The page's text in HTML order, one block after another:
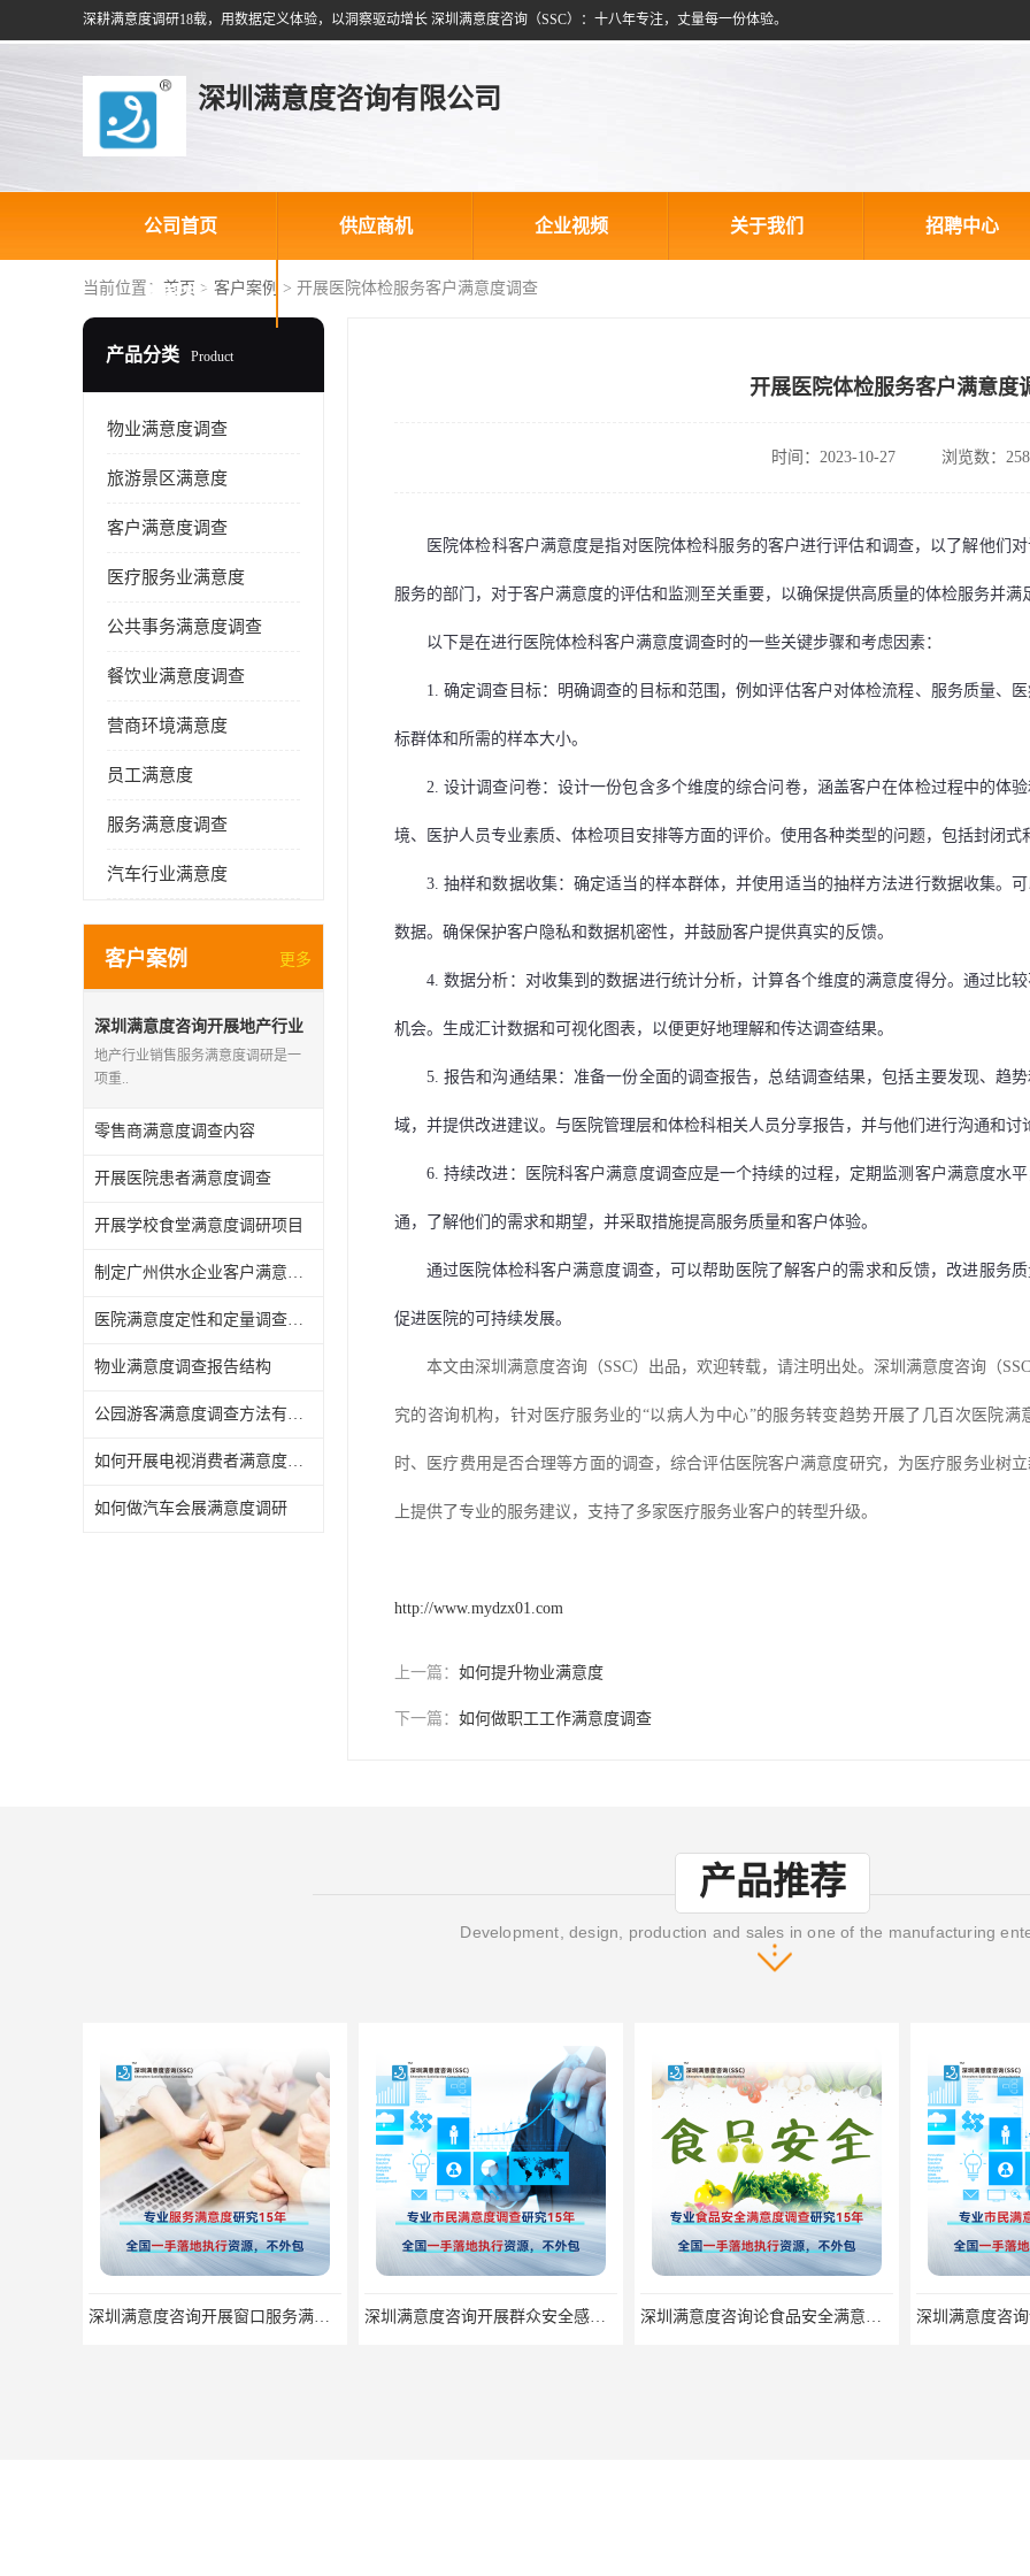
深耕满意度调研18载，用数据定义体验，以洞察驱动增长 深圳满意度咨询（SSC）：十八年专注，丈量每一份体验。
深圳满意度咨询有限公司
公司首页 供应商机 企业视频 关于我们 招聘中心
联系方式
当前位置： 首页 > 客户案例 > 开展医院体检服务客户满意度调查
产品分类 Product
物业满意度调查
旅游景区满意度
客户满意度调查
医疗服务业满意度
公共事务满意度调查
餐饮业满意度调查
营商环境满意度
员工满意度
服务满意度调查
汽车行业满意度
客户案例 更多
深圳满意度咨询开展地产行业
销售服务满意度调研
地产行业销售服务满意度调研是一
项重..
零售商满意度调查内容
开展医院患者满意度调查
开展学校食堂满意度调研项目
制定广州供水企业客户满意度调查方案
医院满意度定性和定量调查方法有哪些
物业满意度调查报告结构
公园游客满意度调查方法有哪些
如何开展电视消费者满意度调查
如何做汽车会展满意度调研
开展医院体检服务客户满意度
时间：2023-10-27 浏览数：
医院体检科客户满意度是指对医院体检科服务的客户进行评估和调查，以了解他们
服务的部门，对于客户满意度的评估和监测至关重要，以确保提供高质量的体检服务并满
以下是在进行医院体检科客户满意度调查时的一些关键步骤和考虑因素：
1.确定调查目标：明确调查的目标和范围，例如评估客户对体检流程、服务质量、
标群体和所需的样本大小。
2.设计调查问卷：设计一份包含多个维度的综合问卷，涵盖客户在体检过程中的体
境、医护人员专业素质、体检项目安排等方面的评价。使用各种类型的问题，包括封闭式
3.抽样和数据收集：确定适当的样本群体，并使用适当的抽样方法进行数据收集。
数据。确保保护客户隐私和数据机密性，并鼓励客户提供真实的反馈。
4.数据分析：对收集到的数据进行统计分析，计算各个维度的满意度得分。通过比
机会。生成汇计数据和可视化图表，以便更好地理解和传达调查结果。
5.报告和沟通结果：准备一份全面的调查报告，总结调查结果，包括主要发现、趋
域，并提供改进建议。与医院管理层和体检科相关人员分享报告，并与他们进行沟通和讨
6.持续改进：医院科客户满意度调查应是一个持续的过程，定期监测客户满意度水
通，了解他们的需求和期望，并采取措施提高服务质量和客户体验。
通过医院体检科客户满意度调查，可以帮助医院了解客户的需求和反馈，改进服务
促进医院的可持续发展。
本文由深圳满意度咨询（SSC）出品，欢迎转载，请注明出处。深圳满意度咨询（SSC
究的 咨询机构 ，针对医疗服务业的“以病人为中心”的服务转变趋势开展了几百次医院
时、医疗费用是否合理等方面的调查，综合评估医院客户满意度研究，为医疗服务业树
上提供了专业的服务建议 ，支持 了多家医疗服务业客户的转型升级。
http://www.mydzx01.com
上一篇： 如何提升物业满意度
下一篇： 如何做职工工作满意度调查
产品推荐
Development, design, production and sales in one of the manufacturing